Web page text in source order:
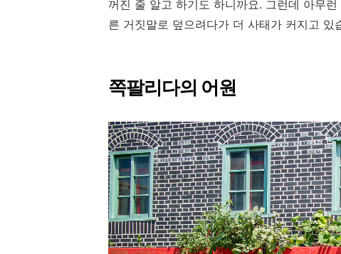
꺼진 줄 알고 하기도 하니까요. 그런데 아무
른 거짓말로 덮으려다가 더 사태가 커지고 있
쪽팔리다의 어원